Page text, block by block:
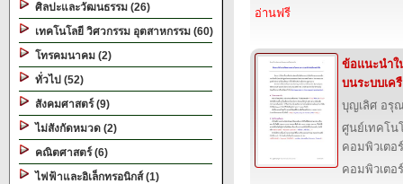
ศิลปะและวัฒนธรรม (26)
เทคโนโลยี วิศวกรรม อุตสาหกรรม (60)
โทรคมนาคม (2)
ทั่วไป (52)
สังคมศาสตร์ (9)
ไม่สังกัดหมวด (2)
คณิตศาสตร์ (6)
ไฟฟ้าและอิเล็กทรอนิกส์ (1)
อ่านฟรี
ข้อแนะนําใ
บนระบบเค
บุญเลิศ อรุ
ศูนย์เทคโน
คอมพิวเตอ
คอมพิวเตอร์